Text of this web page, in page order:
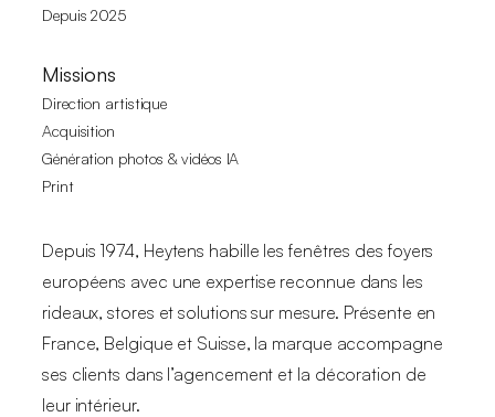
Depuis 2025
Missions
Direction artistique
Acquisition
Génération photos & vidéos IA
Print
Depuis 1974, Heytens habille les fenêtres des foyers
européens avec une expertise reconnue dans les
rideaux, stores et solutions sur mesure. Présente en
France, Belgique et Suisse, la marque accompagne
ses clients dans l’agencement et la décoration de
leur intérieur.